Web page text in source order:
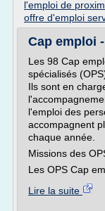
l'emploi de
offre d'emploi
Cap emploi
Les 98 Cap
spécialisés
Ils sont en
l'emploi des
accompagnent
chaque année.
Missions des
Les OPS Cap
Lire la suite